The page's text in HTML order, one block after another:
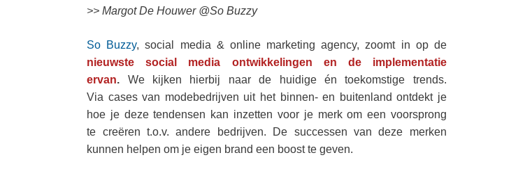
>> Margot De Houwer @So Buzzy
So Buzzy, social media & online marketing agency, zoomt in op de
nieuwste social media ontwikkelingen en de implementatie
ervan. We kijken hierbij naar de huidige én toekomstige trends.
Via cases van modebedrijven uit het binnen- en buitenland ontdekt je
hoe je deze tendensen kan inzetten voor je merk om een voorsprong
te creëren t.o.v. andere bedrijven. De successen van deze merken
kunnen helpen om je eigen brand een boost te geven.